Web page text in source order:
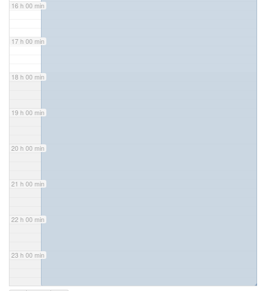
16 h 00 min
17 h 00 min
18 h 00 min
19 h 00 min
20 h 00 min
21 h 00 min
22 h 00 min
23 h 00 min
◢